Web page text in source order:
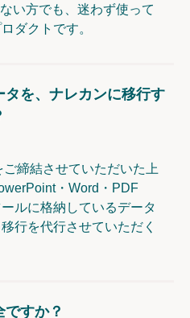
い方でも、迷わず使って
ダクトです。
タを、ナレカンに移行す
締結させていただいた上
・Word・PDF
ルに格納しているデータ
行を代行させていただく
すか？